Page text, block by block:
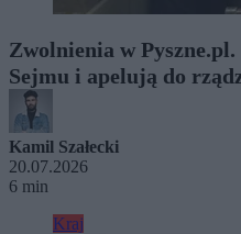
Zwolnienia w
Sejmu i apelują do
Kamil Szałecki
20.07.2026
6 min
Kraj